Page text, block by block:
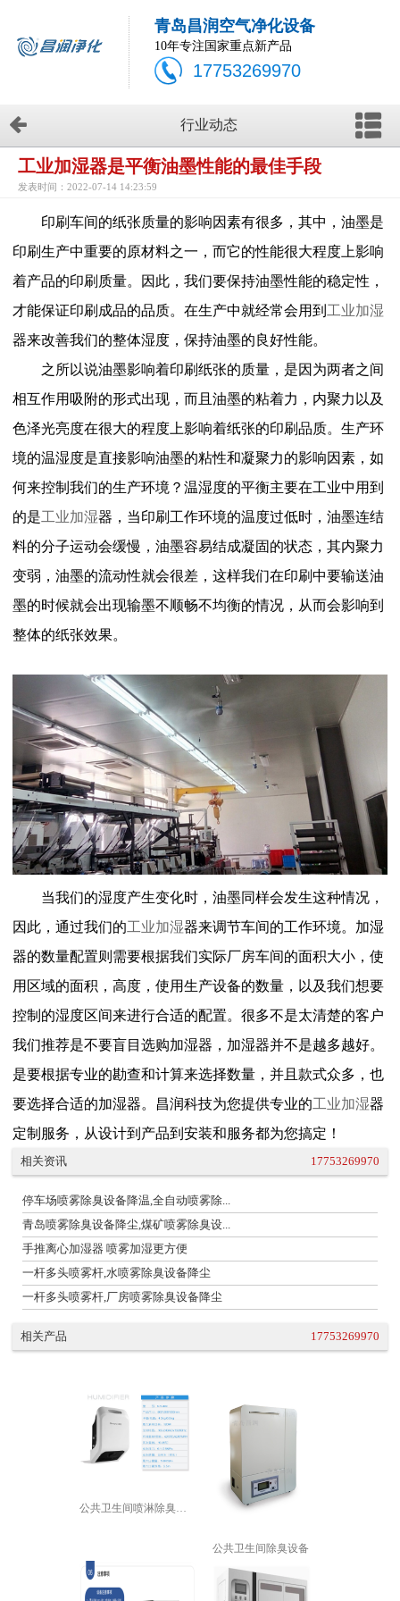
青岛昌润空气净化设备
10年专注国家重点新产品
17753269970
行业动态
工业加湿器是平衡油墨性能的最佳手段
发表时间：2022-07-14 14:23:59
印刷车间的纸张质量的影响因素有很多，其中，油墨是
印刷生产中重要的原材料之一，而它的性能很大程度上影响
着产品的印刷质量。因此，我们要保持油墨性能的稳定性，
才能保证印刷成品的品质。在生产中就经常会用到 工业加湿
器来改善我们的整体湿度，保持油墨的良好性能。
之所以说油墨影响着印刷纸张的质量，是因为两者之间
相互作用吸附的形式出现，而且油墨的粘着力，内聚力以及
色泽光亮度在很大的程度上影响着纸张的印刷品质。生产环
境的温湿度是直接影响油墨的粘性和凝聚力的影响因素，如
何来控制我们的生产环境？温湿度的平衡主要在工业中用到
的是工业加湿器，当印刷工作环境的温度过低时，油墨连结
料的分子运动会缓慢，油墨容易结成凝固的状态，其内聚力
变弱，油墨的流动性就会很差，这样我们在印刷中要输送油
墨的时候就会出现输墨不顺畅不均衡的情况，从而会影响到
整体的纸张效果。
当我们的湿度产生变化时，油墨同样会发生这种情况，
因此，通过我们的工业加湿器来调节车间的工作环境。加湿
器的数量配置则需要根据我们实际厂房车间的面积大小，使
用区域的面积，高度，使用生产设备的数量，以及我们想要
控制的湿度区间来进行合适的配置。很多不是太清楚的客户
我们推荐是不要盲目选购加湿器，加湿器并不是越多越好。
是要根据专业的勘查和计算来选择数量，并且款式众多，也
要选择合适的加湿器。昌润科技为您提供专业的工业加湿器
定制服务，从设计到产品到安装和服务都为您搞定！
相关资讯 17753269970
停车场喷雾除臭设备降温,全自动喷雾除...
青岛喷雾除臭设备降尘,煤矿喷雾除臭设...
手推离心加湿器 喷雾加湿更方便
一杆多头喷雾杆,水喷雾除臭设备降尘
一杆多头喷雾杆,厂房喷雾除臭设备降尘
相关产品 17753269970
公共卫生间喷淋除臭设备
公共卫生间除臭设备